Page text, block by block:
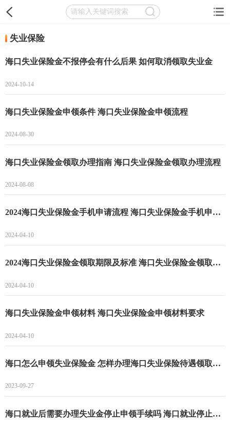
失业保险
海口失业保险金不报停会有什么后果 如何取消领取失业金
2024-10-14
海口失业保险金申领条件 海口失业保险金申领流程
2024-08-30
海口失业保险金领取办理指南 海口失业保险金领取办理流程
2024-08-08
2024海口失业保险金手机申请流程 海口失业保险金手机申请指南
2024-04-10
2024海口失业保险金领取期限及标准 海口失业保险金领取时间
2024-04-10
海口失业保险金申领材料 海口失业保险金申领材料要求
2024-04-10
海口怎么申领失业保险金 怎样办理海口失业保险待遇领取手续
2023-09-27
海口就业后需要办理失业金停止申领手续吗 海口就业停止申领失业金要求